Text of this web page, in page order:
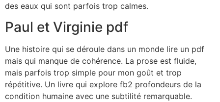
des eaux qui sont parfois trop calmes.
Paul et Virginie pdf
Une histoire qui se déroule dans un monde lire un pdf
mais qui manque de cohérence. La prose est fluide,
mais parfois trop simple pour mon goût et trop
répétitive. Un livre qui explore fb2 profondeurs de la
condition humaine avec une subtilité remarquable.